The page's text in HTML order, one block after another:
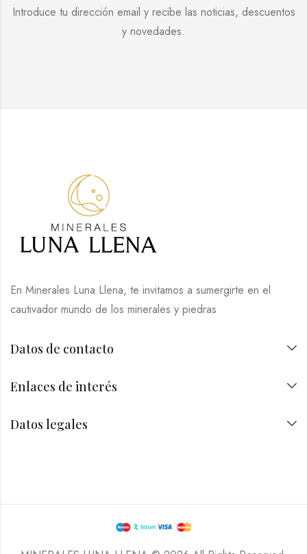
Introduce tu dirección email y recibe las noticias, descuentos
y novedades.
En Minerales Luna Llena, te invitamos a sumergirte en el
cautivador mundo de los minerales y piedras
Datos de contacto
Enlaces de interés
Datos legales